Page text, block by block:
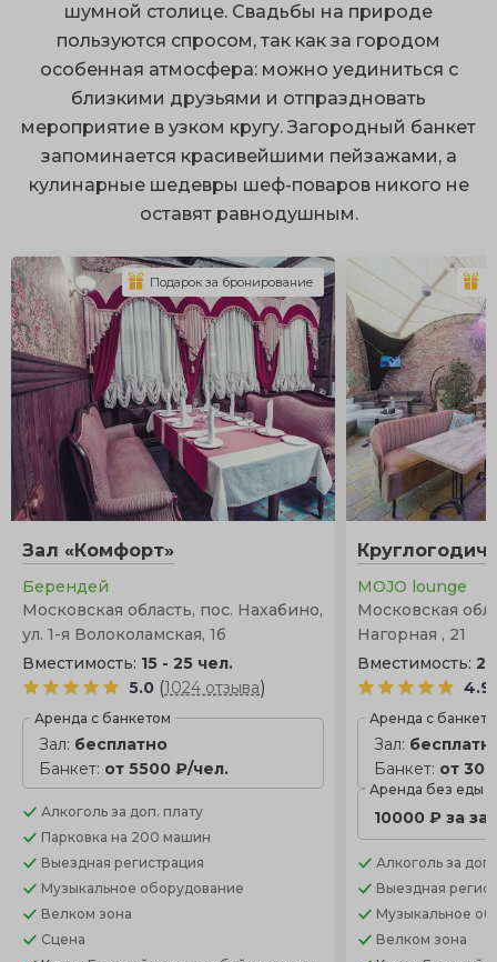
шумной столице. Свадьбы на природе
пользуются спросом, так как за городом
особенная атмосфера: можно уединиться с
близкими друзьями и отпраздновать
мероприятие в узком кругу. Загородный банкет
запоминается красивейшими пейзажами, а
кулинарные шедевры шеф-поваров никого не
оставят равнодушным.
Зал «Комфорт»
Берендей
Московская область, пос. Нахабино,
ул. 1-я Волоколамская, 1б
Вместимость: 15 - 25 чел.
5.0 (1024 отзыва)
Аренда с банкетом
Зал: бесплатно
Банкет: от 5500 ₽/чел.
Алкоголь за доп. плату
Парковка на 200 машин
Выездная регистрация
Музыкальное оборудование
Велком зона
Сцена
Подарок за бронирование
MOJO lounge
Московская
Нагорная , 21
Вместимость:
4.9
Аренда с
Зал:
Банкет: от
Аренда без еды
10000 ₽ за
Алкоголь за
Выездная
Музыкальное
Велком зона